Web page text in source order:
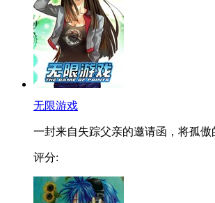
无限游戏
一封来自失踪父亲的邀请函，将孤傲
评分: